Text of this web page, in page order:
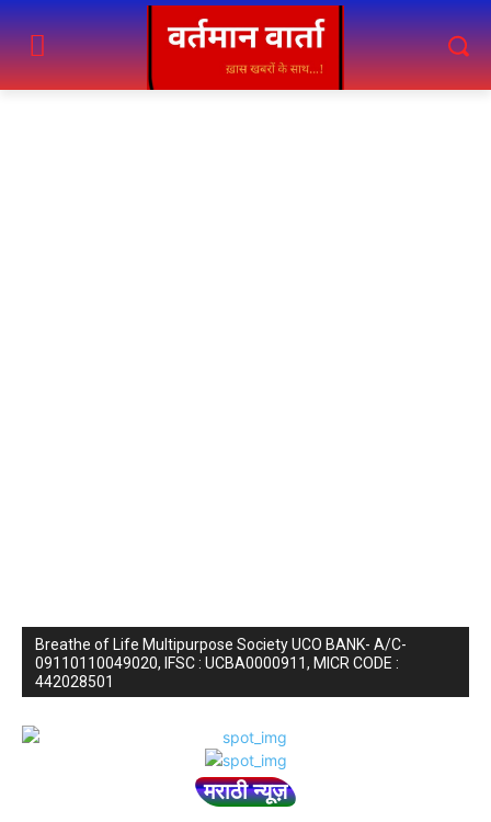
Breathe of Life Multipurpose Society UCO BANK- A/C-
09110110049020, IFSC : UCBA0000911, MICR CODE :
442028501
मराठी न्यूज़